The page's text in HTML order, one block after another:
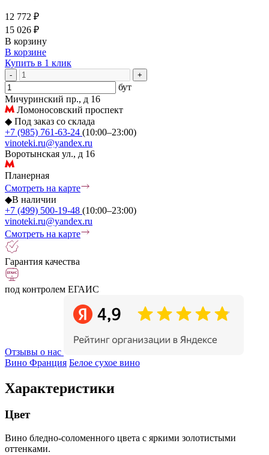
12 772 ₽
15 026 ₽
В корзину
В корзине
Купить в 1 клик
- +
бут
Мичуринский пр., д 16
Ломоносовский проспект
◆ Под заказ со склада
+7 (985) 761-63-24 (10:00–23:00)
vinoteki.ru@yandex.ru
Воротынская ул., д 16
Планерная
Смотреть на карте
◆В наличии
+7 (499) 500-19-48 (10:00–23:00)
vinoteki.ru@yandex.ru
Смотреть на карте
Гарантия качества
под контролем ЕГАИС
Отзывы о нас
Вино Франция Белое сухое вино
Характеристики
Цвет
Вино бледно-соломенного цвета с яркими золотистыми
оттенками.